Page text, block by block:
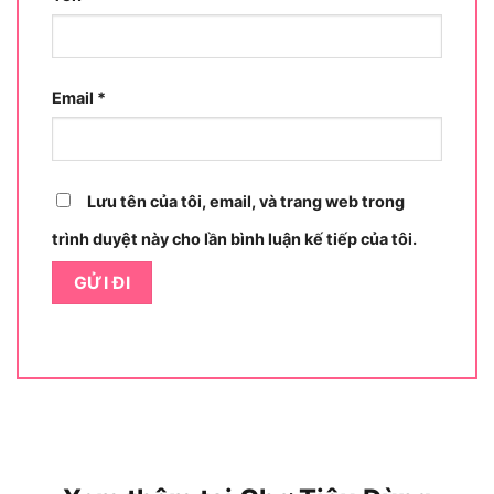
TD: Impact Driver (Máy vặn vít va đập), phân
111 : Series 12V CXT thế hệ mới, kế thừa và
nâng cấp từ dòng TD110
và túi đựng
: Phiên bản màu sắc và thiết kế cụ thể
nhựa cứng tùy thị trường)
cấp trong hệ 12V CXT, nằm giữa phân khúc máy
Email *
Lưu tên của tôi, email, và trang web trong
trình duyệt này cho lần bình luận kế tiếp của tôi.